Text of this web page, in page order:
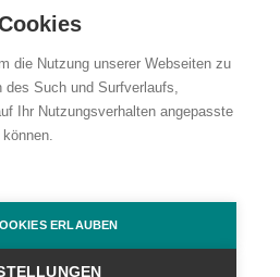
(PDF zum Download)
2026. Alle Rechte vorbehalten.
design and create
die Nutzung unserer Webseiten zu
Such und Surfverlaufs,
Ihr Nutzungsverhalten angepasste
können.
ERLAUBEN